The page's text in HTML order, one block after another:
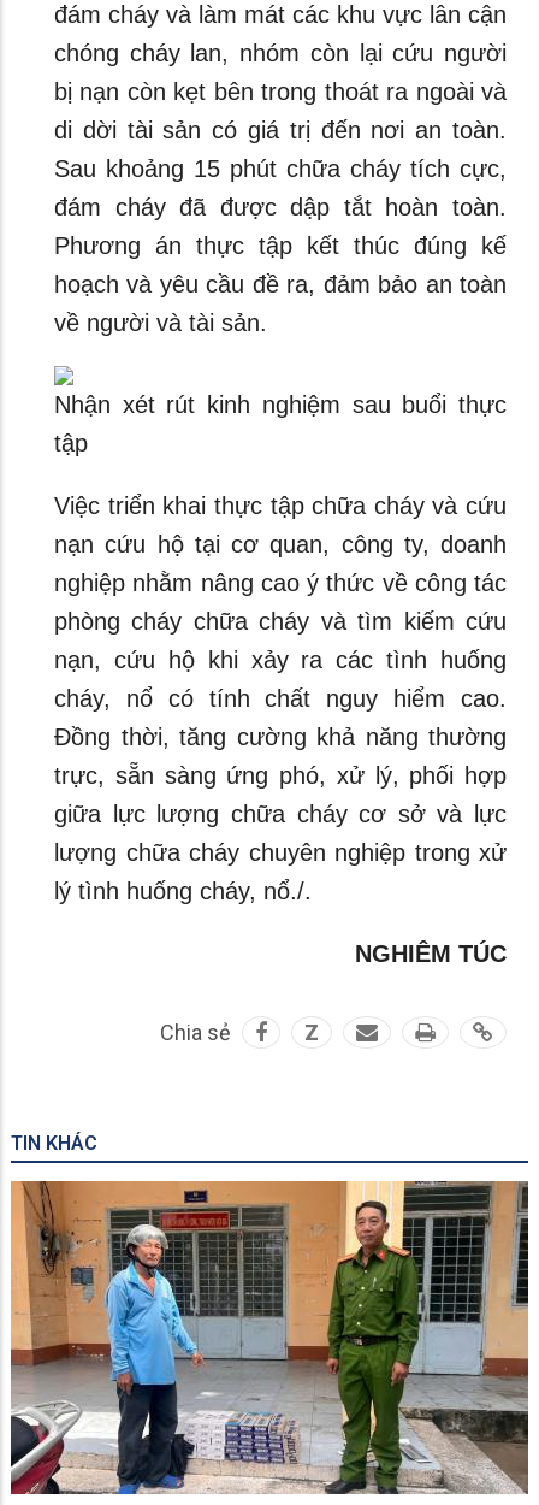
đám cháy và làm mát các khu vực lân cận
chóng cháy lan, nhóm còn lại cứu người
bị nạn còn kẹt bên trong thoát ra ngoài và
di dời tài sản có giá trị đến nơi an toàn.
Sau khoảng 15 phút chữa cháy tích cực,
đám cháy đã được dập tắt hoàn toàn.
Phương án thực tập kết thúc đúng kế
hoạch và yêu cầu đề ra, đảm bảo an toàn
về người và tài sản.
Nhận xét rút kinh nghiệm sau buổi thực
tập
Việc triển khai thực tập chữa cháy và cứu
nạn cứu hộ tại cơ quan, công ty, doanh
nghiệp nhằm nâng cao ý thức về công tác
phòng cháy chữa cháy và tìm kiếm cứu
nạn, cứu hộ khi xảy ra các tình huống
cháy, nổ có tính chất nguy hiểm cao.
Đồng thời, tăng cường khả năng thường
trực, sẵn sàng ứng phó, xử lý, phối hợp
giữa lực lượng chữa cháy cơ sở và lực
lượng chữa cháy chuyên nghiệp trong xử
lý tình huống cháy, nổ./.
NGHIÊM TÚC
Chia sẻ Z
TIN KHÁC